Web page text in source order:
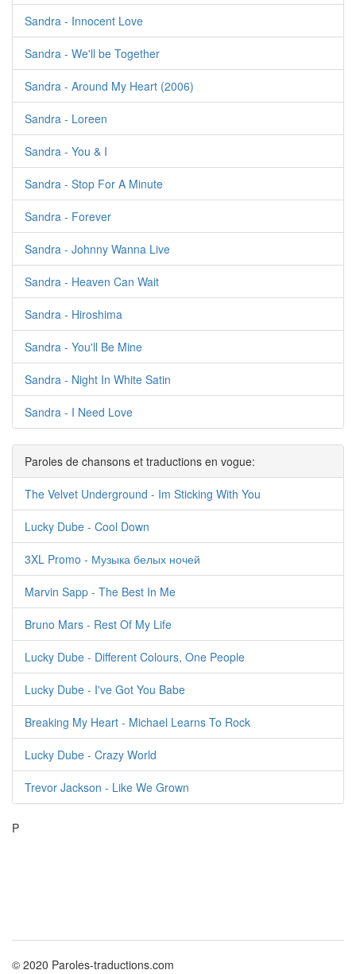
Sandra - Innocent Love
Sandra - We'll be Together
Sandra - Around My Heart (2006)
Sandra - Loreen
Sandra - You & I
Sandra - Stop For A Minute
Sandra - Forever
Sandra - Johnny Wanna Live
Sandra - Heaven Can Wait
Sandra - Hiroshima
Sandra - You'll Be Mine
Sandra - Night In White Satin
Sandra - I Need Love
Paroles de chansons et traductions en vogue:
The Velvet Underground - Im Sticking With You
Lucky Dube - Cool Down
3XL Promo - Музыка белых ночей
Marvin Sapp - The Best In Me
Bruno Mars - Rest Of My Life
Lucky Dube - Different Colours, One People
Lucky Dube - I've Got You Babe
Breaking My Heart - Michael Learns To Rock
Lucky Dube - Crazy World
Trevor Jackson - Like We Grown
P
© 2020 Paroles-traductions.com